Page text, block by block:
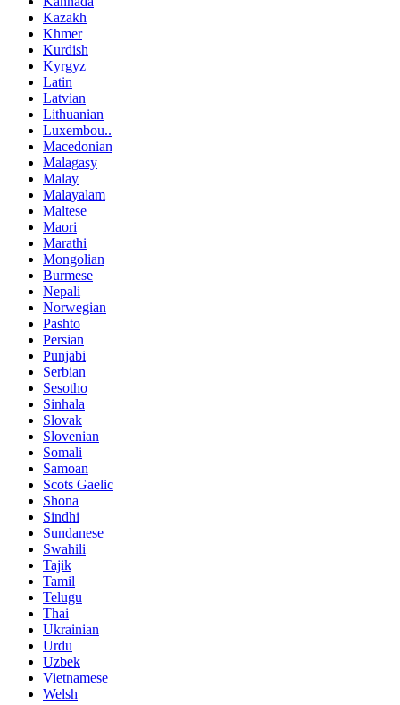
Kazakh
Khmer
Kurdish
Kyrgyz
Latin
Latvian
Lithuanian
Luxembou..
Macedonian
Malagasy
Malay
Malayalam
Maltese
Maori
Marathi
Mongolian
Burmese
Nepali
Norwegian
Pashto
Persian
Punjabi
Serbian
Sesotho
Sinhala
Slovak
Slovenian
Somali
Samoan
Scots Gaelic
Shona
Sindhi
Sundanese
Swahili
Tajik
Tamil
Telugu
Thai
Ukrainian
Urdu
Uzbek
Vietnamese
Welsh